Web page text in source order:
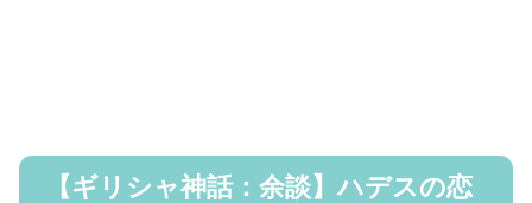
【ギリシャ神話：余談】ハデスの恋